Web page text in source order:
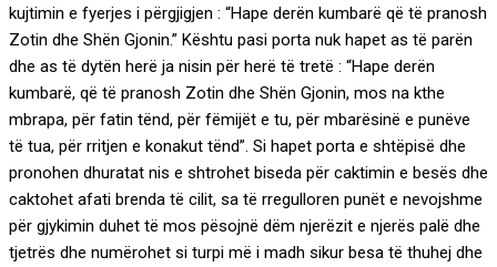
kujtimin e fyerjes i përgjigjen : “Hape derën kumbarë që të pranosh
Zotin dhe Shën Gjonin.” Kështu pasi porta nuk hapet as të parën
dhe as të dytën herë ja nisin për herë të tretë : “Hape derën
kumbarë, që të pranosh Zotin dhe Shën Gjonin, mos na kthe
mbrapa, për fatin tënd, për fëmijët e tu, për mbarësinë e punëve
të tua, për rritjen e konakut tënd”. Si hapet porta e shtëpisë dhe
pronohen dhuratat nis e shtrohet biseda për caktimin e besës dhe
caktohet afati brenda të cilit, sa të rregulloren punët e nevojshme
për gjykimin duhet të mos pësojnë dëm njerëzit e njerës palë dhe
tjetrës dhe numërohet si turpi më i madh sikur besa të thuhej dhe